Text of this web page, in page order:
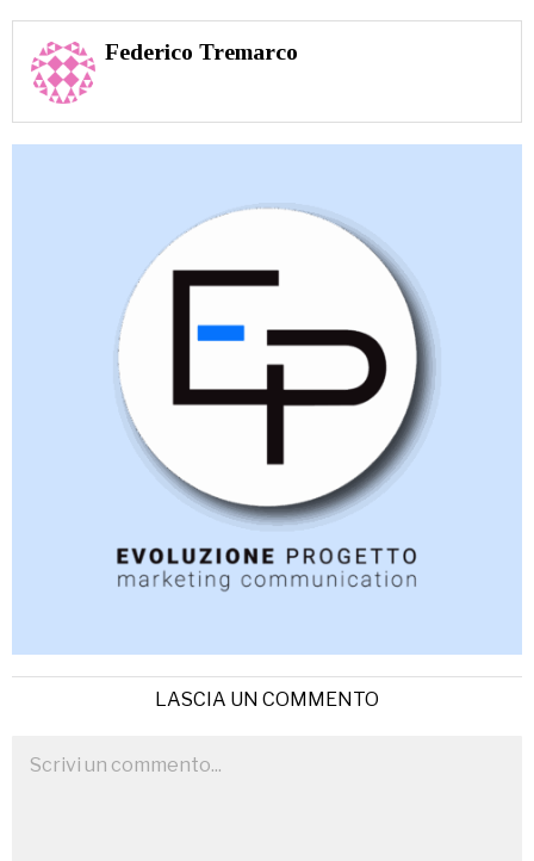
Federico Tremarco
LASCIA UN COMMENTO